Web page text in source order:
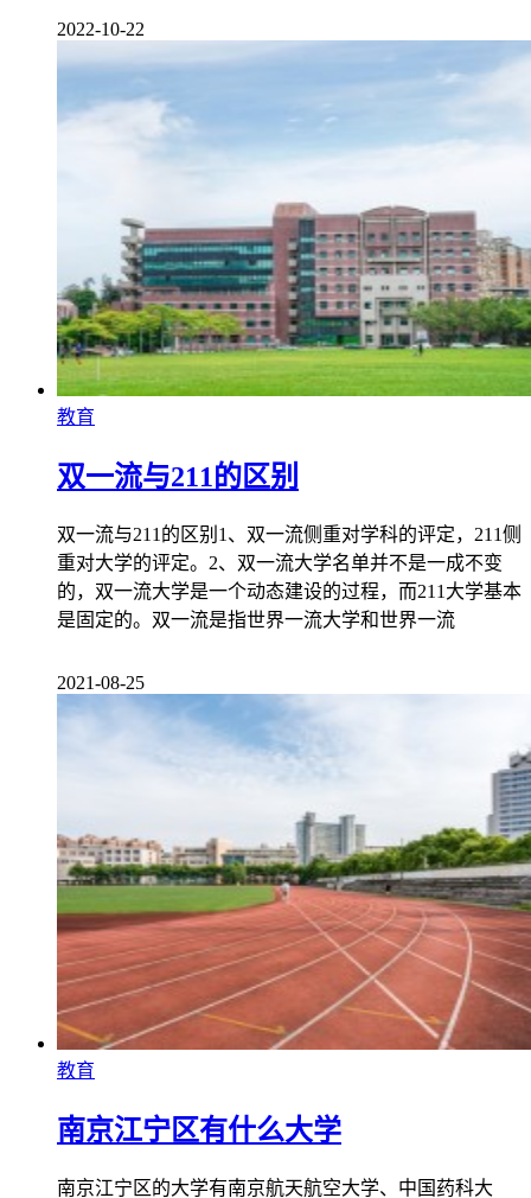
2022-10-22
教育
双一流与211的区别
双一流与211的区别1、双一流侧重对学科的评定，211侧
重对大学的评定。2、双一流大学名单并不是一成不变
的，双一流大学是一个动态建设的过程，而211大学基本
是固定的。双一流是指世界一流大学和世界一流
2021-08-25
教育
南京江宁区有什么大学
南京江宁区的大学有南京航天航空大学、中国药科大